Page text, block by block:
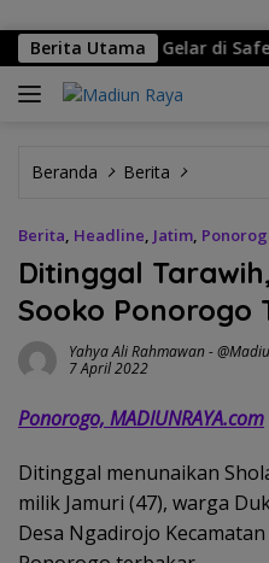
Berita Utama
Borong 8 Gelar di Safety
Beranda Berita
Berita, Headline, Jatim,
Ditinggal
Sooko Ponorogo
Yahya Ali Rahmawan-
7 April 2022
Ponorogo, MADIUNRAYA.com
Ditinggal menunaikan
milik Jamuri (47), warga
Desa Ngadirojo